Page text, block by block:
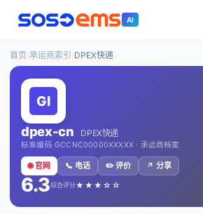
AI
首页›承运商索引 ›DPEX快递
dpex-cn DPEX快递
标准编码 GCCNC00000XXXXX · 承运商档案
🌐 官网 📞 电话 ✏️ 评价 ↗️ 分享
6.3综合评分★★★☆☆